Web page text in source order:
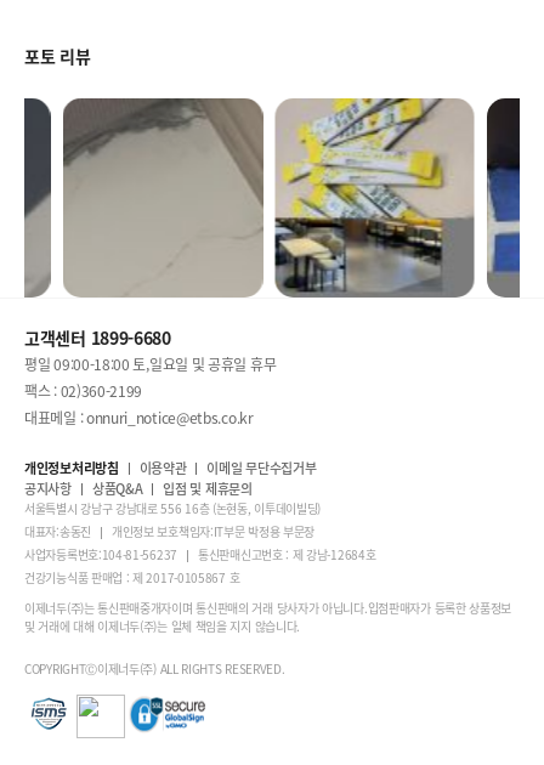
포토 리뷰
고객센터 1899-6680
평일 09:00-18:00 토,일요일 및 공휴일 휴무
팩스 : 02)360-2199
대표메일 : onnuri_notice@etbs.co.kr
개인정보처리방침 이용약관
이메일 무단수집거부
공지사항
상품Q&A 입점 및 제휴문의
서울특별시 강남구 강남대로 556 16층 (논현동, 이투데이빌딩)
대표자:송동진
개인정보 보호책임자:IT부문 박정용 부문장
사업자등록번호:104-81-56237
통신판매신고번호 : 제 강남-12684호
건강기능식품 판매업 : 제 2017-0105867 호
이제너두(주)는 통신판매중개자이며 통신판매의 거래 당사자가 아닙니다.입점판매자가 등록한 상품정보
및 거래에 대해 이제너두(주)는 일체 책임을 지지 않습니다.
COPYRIGHTⒸ이제너두(주) ALL RIGHTS RESERVED.